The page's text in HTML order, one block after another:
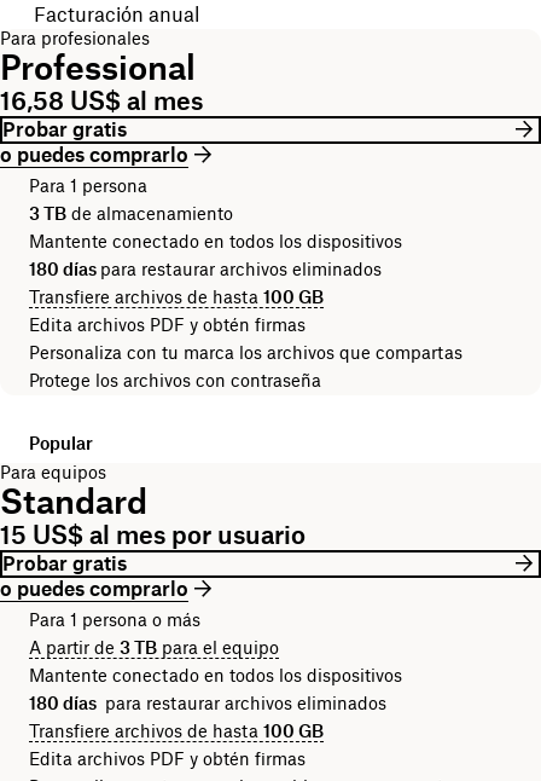
Facturación anual
Para profesionales
Professional
16,58 US$ al mes
Probar gratis
o puedes comprarlo
Para 1 persona
3 TB de almacenamiento
Mantente conectado en todos los dispositivos
180 días para restaurar archivos eliminados
Transfiere archivos de hasta 100 GB
Edita archivos PDF y obtén firmas
Personaliza con tu marca los archivos que compartas
Protege los archivos con contraseña
Popular
Para equipos
Standard
15 US$ al mes por usuario
Probar gratis
o puedes comprarlo
Para 1 persona o más
A partir de 3 TB para el equipo
Mantente conectado en todos los dispositivos
180 días para restaurar archivos eliminados
Transfiere archivos de hasta 100 GB
Edita archivos PDF y obtén firmas